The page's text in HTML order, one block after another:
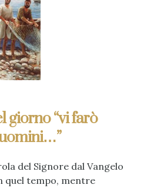
giorno “vi farò
del Signore dal Vangelo
quel tempo, mentre